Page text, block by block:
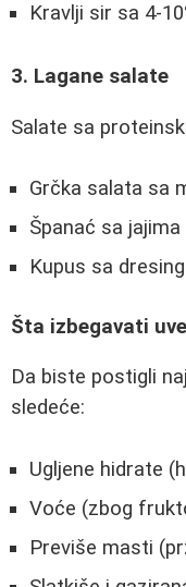
Kravlji sir sa 4-
3. Lagane salate
Salate sa
Grčka salata sa
Španać sa jajima
Kupus sa
Šta izbegavati
Da biste postigli
sledeće:
Ugljene hidrate
Voće (zbog
Previše masti